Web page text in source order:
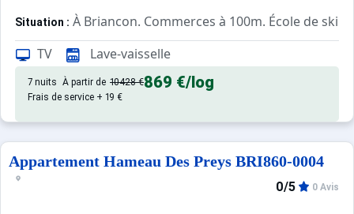
Situation : À Briancon. Commerces à 100m. École de ski
Appartement de particulier :Confortable et tout équipé.
TV Lave-vaisselle
7 nuits À partir de 10428 €869 €/log
Frais de service + 19 €
Appartement Hameau Des Preys BRI860-0004
0/5 0 Avis